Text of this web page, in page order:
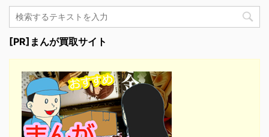
[PR]まんが買取サイト